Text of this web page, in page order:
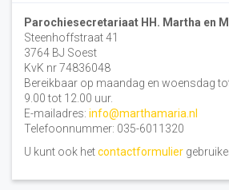
Parochiesecretariaat HH. Martha en
Steenhoffstraat 41
3764 BJ Soest
KvK nr 74836048
Bereikbaar op maandag en woensdag
9.00 tot 12.00 uur.
E-mailadres: info@marthamaria.nl
Telefoonnummer: 035-6011320
U kunt ook hetcontactformulier